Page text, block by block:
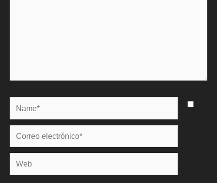
Name*
Correo
electrónico*
Web